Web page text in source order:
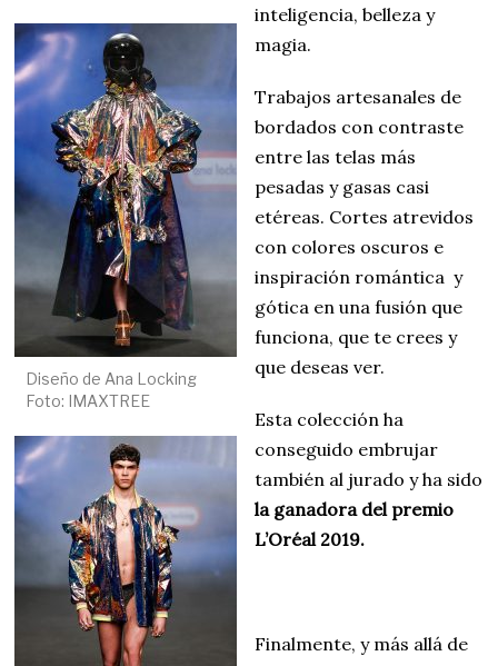
Diseño de Ana Locking
Foto: IMAXTREE
inteligencia, belleza y
magia.
Trabajos artesanales de
bordados con contraste
entre las telas más
pesadas y gasas casi
etéreas. Cortes atrevidos
con colores oscuros e
inspiración romántica y
gótica en una fusión que
funciona, que te crees y
que deseas ver.
Esta colección ha
conseguido embrujar
también al jurado y ha sido
la ganadora del premio
L’Oréal 2019.
Finalmente, y más allá de